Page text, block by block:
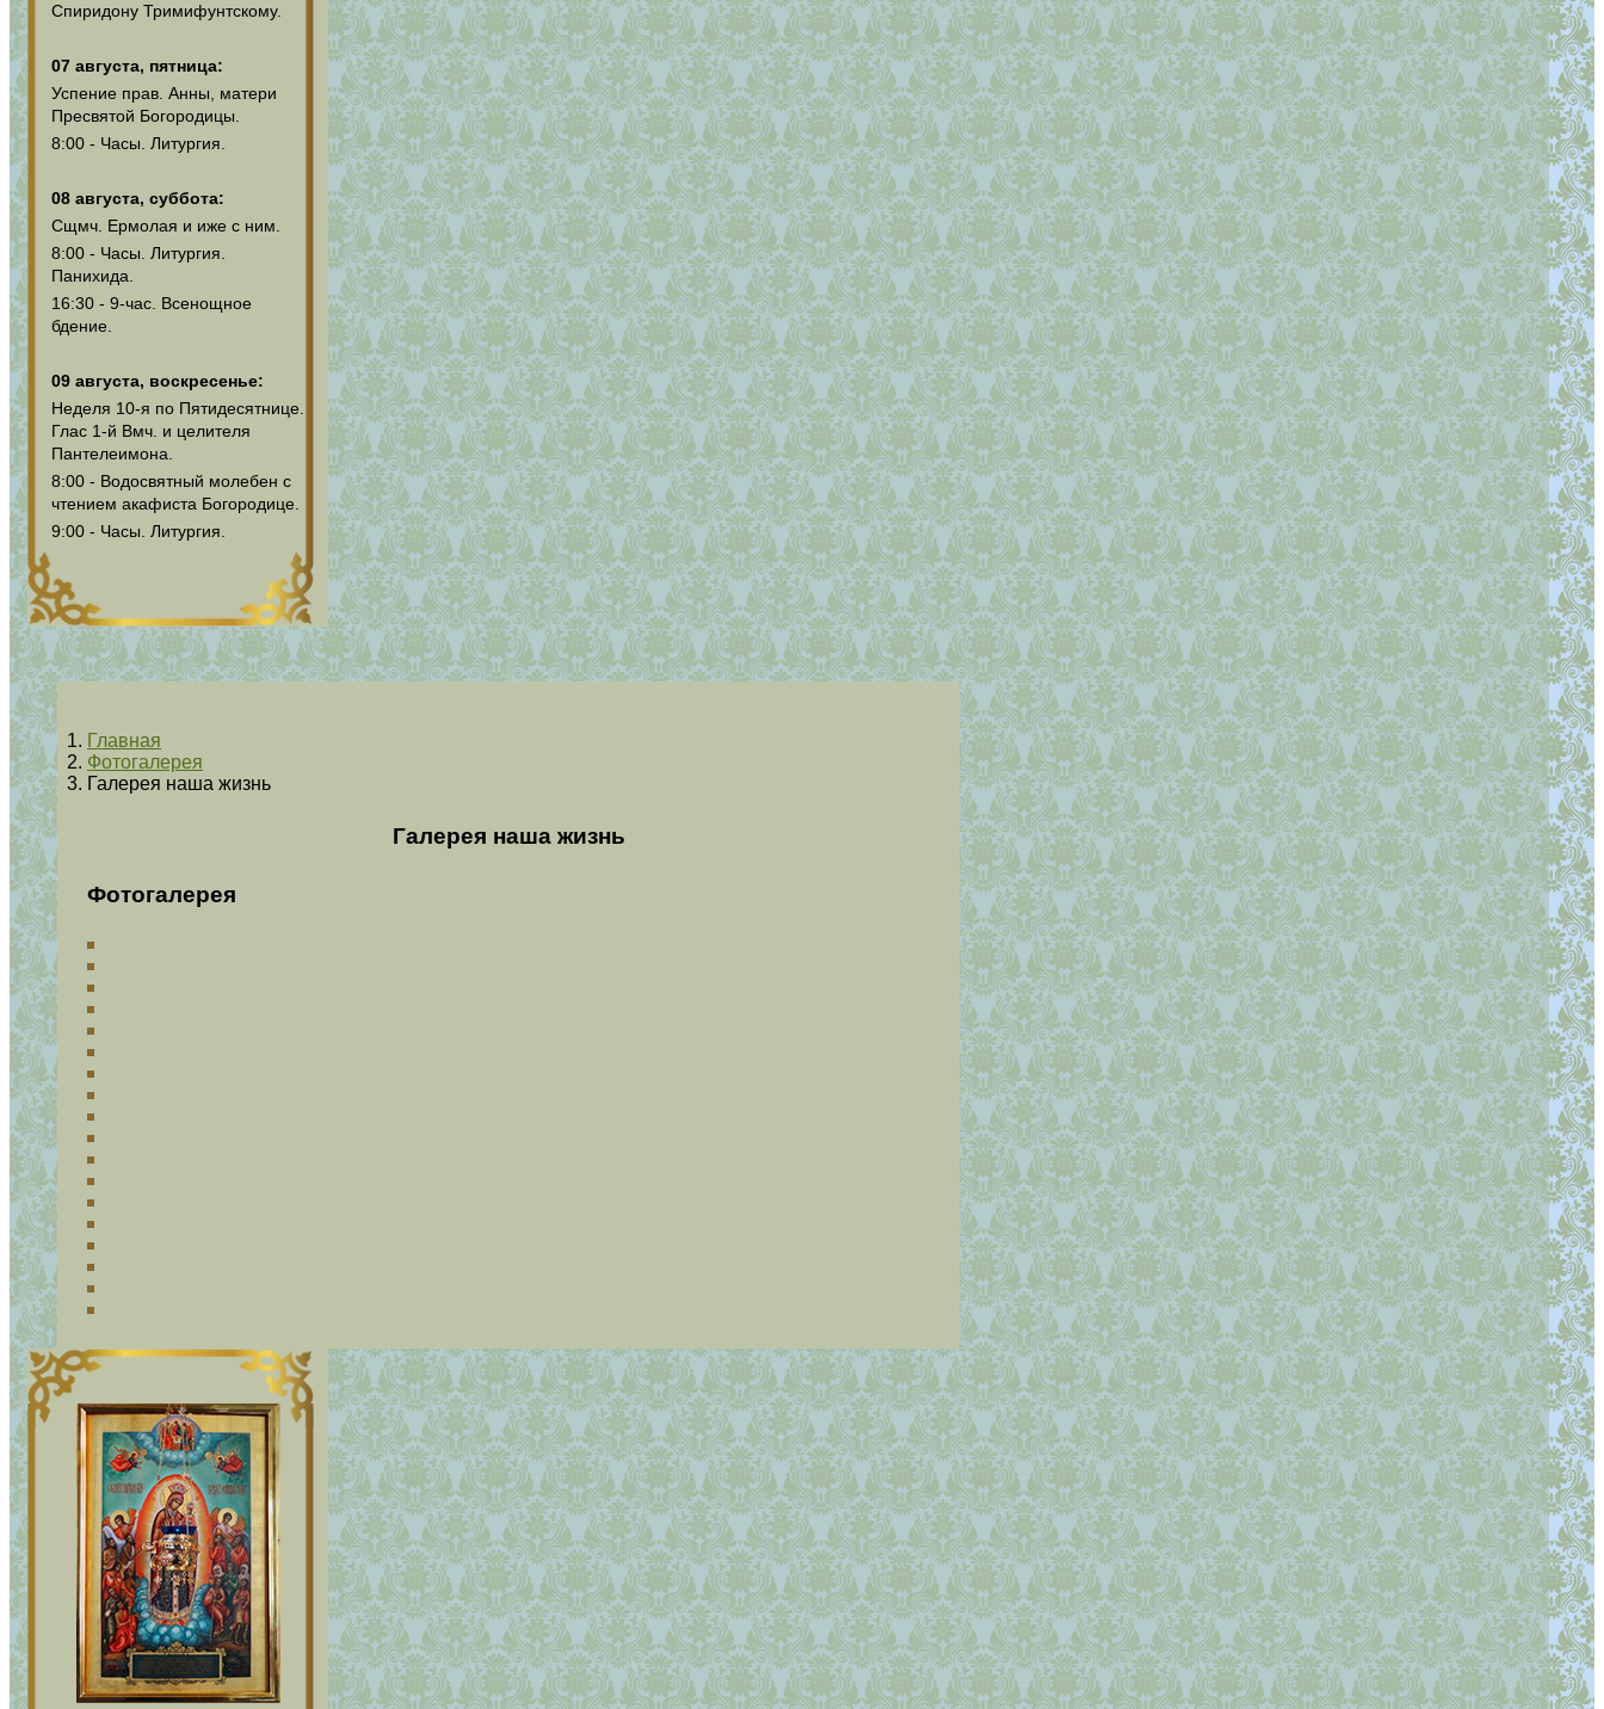
Спиридону Тримифунтскому.
07 августа, пятница:
Успение прав. Анны, матери
Пресвятой Богородицы.
8:00 - Часы. Литургия.
08 августа, суббота:
Сщмч. Ермолая и иже с ним.
8:00 - Часы. Литургия.
Панихида.
16:30 - 9-час. Всенощное
бдение.
09 августа, воскресенье:
Неделя 10-я по Пятидесятнице.
Глас 1-й Вмч. и целителя
Пантелеимона.
8:00 - Водосвятный молебен с
чтением акафиста Богородице.
9:00 - Часы. Литургия.
Главная
Фотогалерея
Галерея наша жизнь
Галерея наша жизнь
Фотогалерея